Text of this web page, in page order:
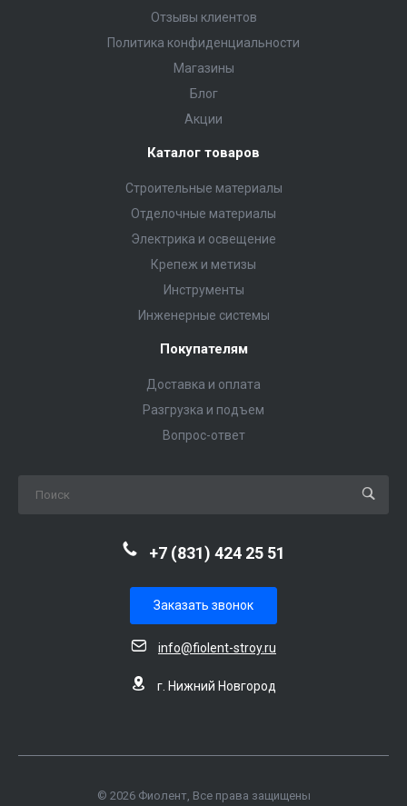
Отзывы клиентов
Политика конфиденциальности
Магазины
Блог
Акции
Каталог товаров
Строительные материалы
Отделочные материалы
Электрика и освещение
Крепеж и метизы
Инструменты
Инженерные системы
Покупателям
Доставка и оплата
Разгрузка и подъем
Вопрос-ответ
+7 (831) 424 25 51
Заказать звонок
info@fiolent-stroy.ru
г. Нижний Новгород
© 2026 Фиолент, Все права защищены